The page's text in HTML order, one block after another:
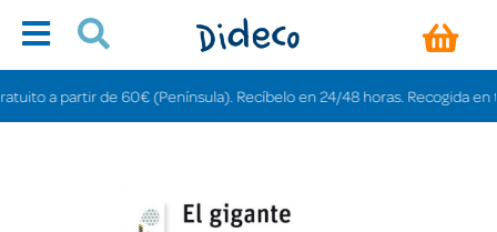
a partir de 60€ (Península). Recíbelo en 24/48 horas. Recogida en